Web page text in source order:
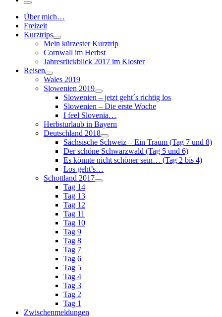
Menü
Über mich…
Freizeit
Kurztrips
Mein kürzester Kurztrip
Cornwall im Herbst
Jahresrückblick 2017 im Kloster
Reisen
Wales 2019
Slowenien 2019
Slowenien – jetzt geht´s richtig los
Slowenien – Die erste Woche
I feel Slovenia…
Herbsturlaub in Bayern
Deutschland 2018
Sächsische Schweiz – Ein Traum (Tag 7 und 8)
Der schöne Schwarzwald (Tag 5 und 6)
Es könnte nicht schöner sein… (Tag 2 bis 4)
Los geht’s…
Schottland 2017
Tag 14
Tag 13
Tag 12
Tag 11
Tag 10
Tag 9
Tag 8
Tag 7
Tag 6
Tag 5
Tag 4
Tag 3
Tag 2
Tag 1
Zwischenmeldungen